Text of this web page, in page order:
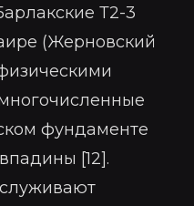
Т2-3
(Жерновский
фундаменте
[12].